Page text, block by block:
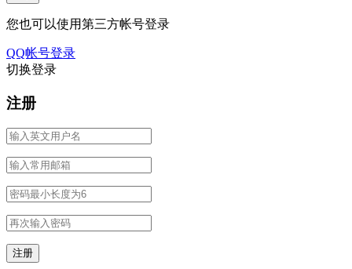
您也可以使用第三方帐号登录
QQ帐号登录
切换登录
注册